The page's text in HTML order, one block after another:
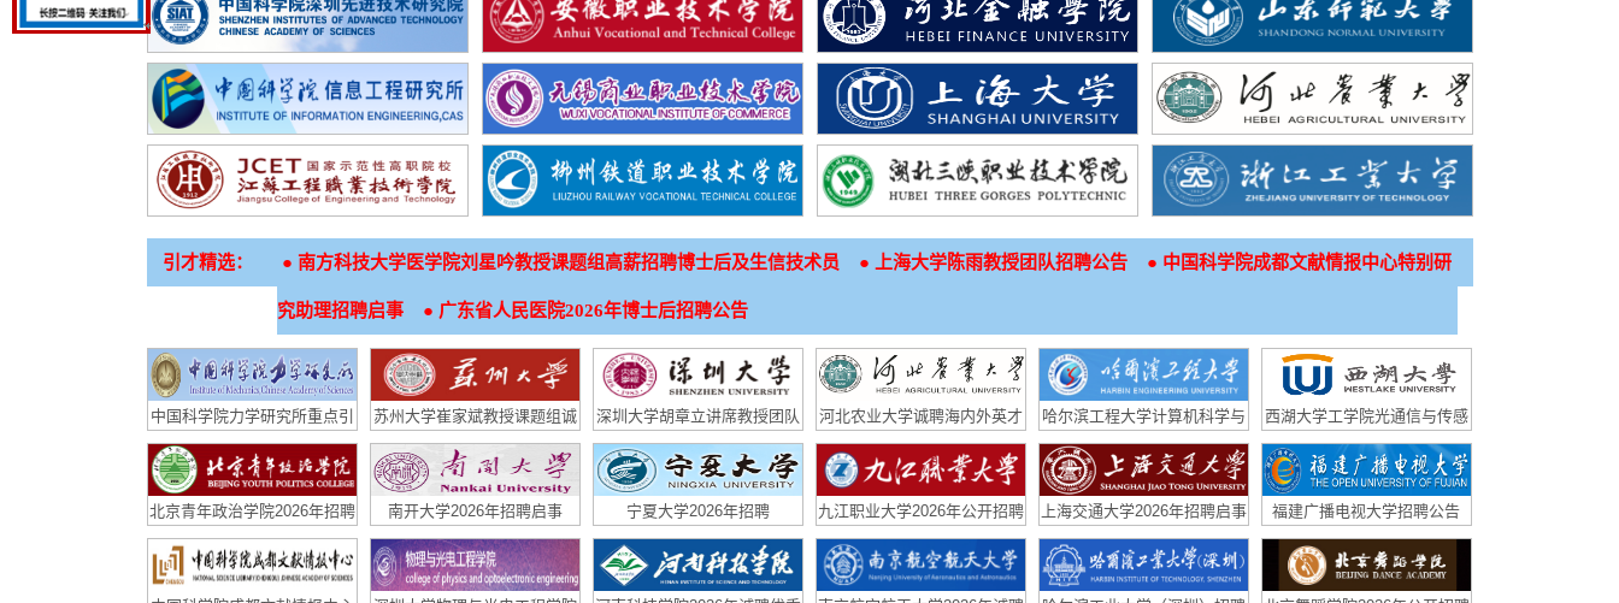
引才精选： ● 南方科技大学医学院刘星吟教授课题组高薪招聘博士后及生信技术员 ● 上海大学陈雨教授团队招聘公告● 中国科学院成都文献情报中心特别研
究助理招聘启事● 广东省人民医院2026年博士后招聘公告
中国科学院力学研究所重点引
才岗位招聘启事
苏州大学崔家斌教授课题组诚
聘博士后
深圳大学胡章立讲席教授团队
招聘博士后和专职研究人员
河北农业大学诚聘海内外英才
哈尔滨工程大学计算机科学与
技术学院事业编教师招聘公告
西湖大学工学院光通信与传感
实验室（副）研究员招聘启事
北京青年政治学院2026年招聘
公告
南开大学2026年招聘启事 宁夏大学2026年招聘
九江职业大学2026年公开招聘
高层次人才公告
上海交通大学2026年招聘启事 福建广播电视大学招聘公告